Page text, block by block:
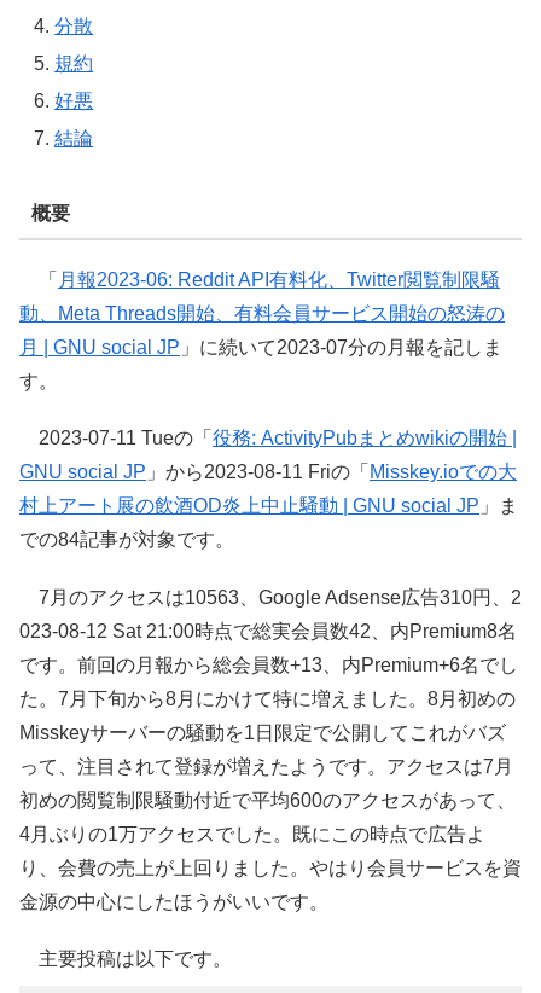
分散
規約
好悪
結論
概要
「 月報2023-06: Reddit API有料化、Twitter閲覧制限騒
動、Meta Threads開始、有料会員サービス開始の怒涛の
月 | GNU social JP 」に続いて2023-07分の月報を記しま
す。
2023-07-11 Tueの「 役務: ActivityPubまとめwikiの開始 |
GNU social JP 」から2023-08-11 Friの「 Misskey.ioでの大
村上アート展の飲酒OD炎上中止騒動 | GNU social JP 」ま
での84記事が対象です。
7月のアクセスは10563、Google Adsense広告310円、2
023-08-12 Sat 21:00時点で総実会員数42、内Premium8名
です。前回の月報から総会員数+13、内Premium+6名でし
た。7月下旬から8月にかけて特に増えました。8月初めの
Misskeyサーバーの騒動を1日限定で公開してこれがバズ
って、注目されて登録が増えたようです。アクセスは7月
初めの閲覧制限騒動付近で平均600のアクセスがあって、
4月ぶりの1万アクセスでした。既にこの時点で広告よ
り、会費の売上が上回りました。やはり会員サービスを資
金源の中心にしたほうがいいです。
主要投稿は以下です。